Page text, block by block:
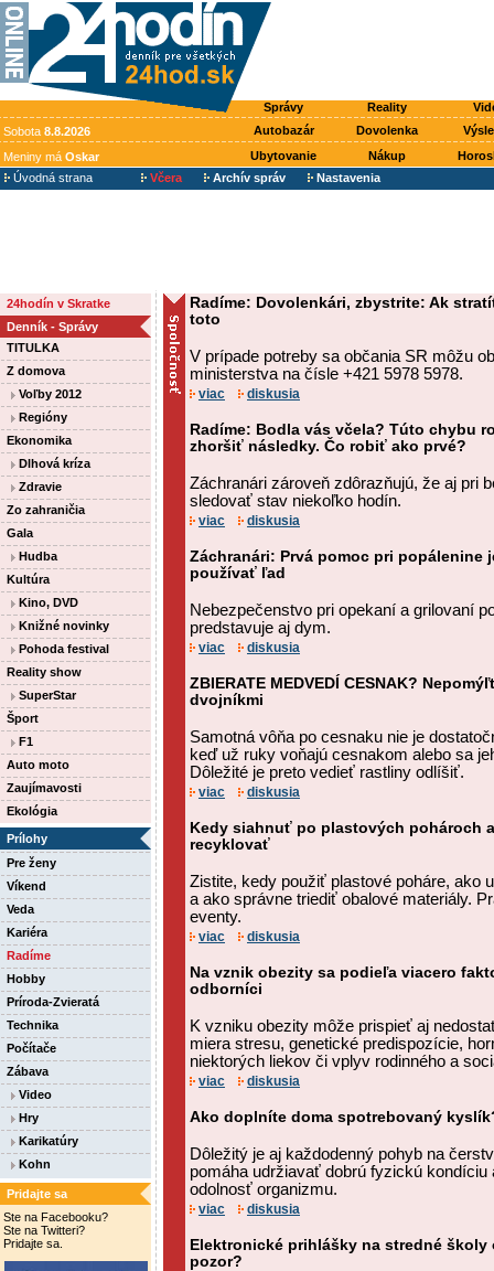
Správy Reality
Sobota 8.8.2026 Autobazár Dovolenka
Meniny má Oskar Ubytovanie Nákup
Úvodná strana
Včera Archív správ Nastavenia
24hodín v Skratke
Denník - Správy
TITULKA
Z domova
Voľby 2012
Regióny
Ekonomika
Dlhová kríza
Zdravie
Zo zahraničia
Gala
Hudba
Kultúra
Kino, DVD
Knižné novinky
Pohoda festival
Reality show
SuperStar
Šport
F1
Auto moto
Zaujímavosti
Ekológia
Prílohy
Pre ženy
Víkend
Veda
Kariéra
Radíme
Hobby
Príroda-Zvieratá
Technika
Počítače
Zábava
Video
Hry
Karikatúry
Kohn
Pridajte sa
Ste na Facebooku?
Ste na Twitteri?
Pridajte sa.
Radíme: Dovolenkári, zbystrite: Ak
toto
V prípade potreby sa občania SR môžu
ministerstva na čísle +421 5978 5978.
viac diskusia
Radíme: Bodla vás včela? Túto chybu
zhoršiť následky. Čo robiť ako prvé?
Záchranári zároveň zdôrazňujú, že aj pri
sledovať stav niekoľko hodín.
viac diskusia
Záchranári: Prvá pomoc pri popálenine
používať ľad
Nebezpečenstvo pri opekaní a grilovaní
predstavuje aj dym.
viac diskusia
ZBIERATE MEDVEDÍ CESNAK?
dvojníkmi
Samotná vôňa po cesnaku nie je
keď už ruky voňajú cesnakom alebo sa
Dôležité je preto vedieť rastliny odlíšiť.
viac diskusia
Kedy siahnuť po plastových pohároch
recyklovať
Zistite, kedy použiť plastové poháre, ako
a ako správne triediť obalové materiály.
eventy.
viac diskusia
Na vznik obezity sa podieľa viacero
odborníci
K vzniku obezity môže prispieť aj
miera stresu, genetické predispozície,
niektorých liekov či vplyv rodinného a
viac diskusia
Ako doplníte doma spotrebovaný
Dôležitý je aj každodenný pohyb na
pomáha udržiavať dobrú fyzickú kondíciu
odolnosť organizmu.
viac diskusia
Elektronické prihlášky na stredné
pozor?